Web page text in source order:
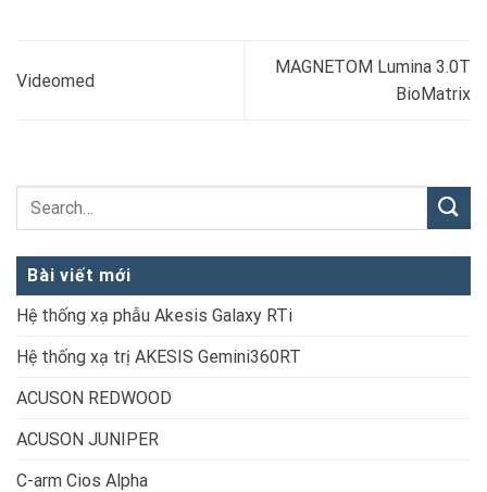
Videomed
MAGNETOM Lumina 3.0T
BioMatrix
Bài viết mới
Hệ thống xạ phẫu Akesis Galaxy RTi
Hệ thống xạ trị AKESIS Gemini360RT
ACUSON REDWOOD
ACUSON JUNIPER
C-arm Cios Alpha